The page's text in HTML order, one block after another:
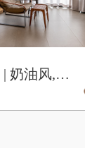
新华豪庭150㎡ | 奶油风,侘寂风